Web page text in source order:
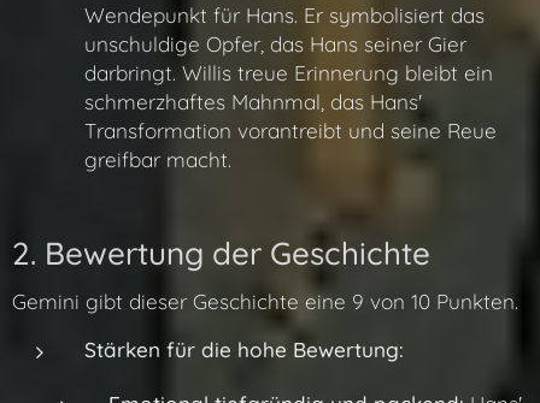
Wendepunkt für Hans. Er symbolisiert das
unschuldige Opfer, das Hans seiner Gier
darbringt. Willis treue Erinnerung bleibt ein
schmerzhaftes Mahnmal, das Hans'
Transformation vorantreibt und seine Reue
greifbar macht.
2. Bewertung der Geschichte
Gemini gibt dieser Geschichte eine 9 von 10 Punkten.
Stärken für die hohe Bewertung: